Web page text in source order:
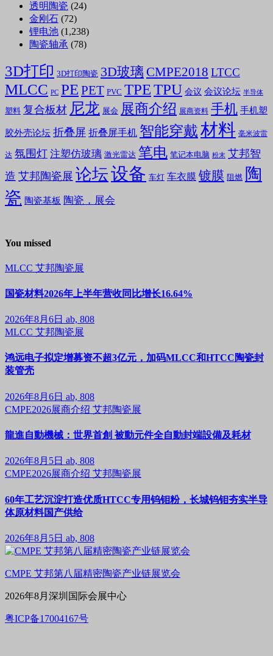
透明陶瓷 (24)
金刚石 (72)
锂电池 (1,238)
陶瓷轴承 (78)
3D打印 3D打印陶瓷 3D玻璃 CMPE2018 LTCC
MLCC PC PE PET PVC TPETPU 会议 会议论坛 半导体
塑料 复合板材 尼龙 展会 展商介绍 展商资料 手机 手机塑
胶外壳论坛 折叠屏 折叠屏手机 智能穿戴材料 毫米波雷
达 氛围灯 注塑仿玻璃 激光雷达 笔电 笔记本电脑 粉末 艾邦智
造 艾邦陶瓷展 论坛设备 车灯 车衣膜 镀膜 阻燃 陶
瓷 陶瓷基板 陶瓷，展会
You missed
MLCC 艾邦陶瓷展
国瓷材料2026年上半年营收同比增长16.64%
2026年8月6日 ab, 808
MLCC 艾邦陶瓷展
鸿远电子拟定增募资不超3亿元，加码MLCC和HTCC陶瓷封
装管壳
2026年8月6日 ab, 808
CMPE2026展商介绍 艾邦陶瓷展
龍進自動機械：世界首創 被動元件全自動封端設備及耗材
2026年8月5日 ab, 808
CMPE2026展商介绍 艾邦陶瓷展
60年工艺沉淀打造优质HTCC专用钨钼粉，长城钨钼夯实半导
体原材料国产供给
2026年8月5日 ab, 808
CMPE 艾邦第八届精密陶瓷产业链展览会
2026年8月深圳国际会展中心
粤ICP备17004167号